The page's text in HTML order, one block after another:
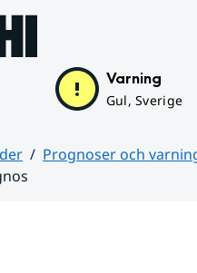
innehåll
Varning
Gul, Sverige
Prognoser och